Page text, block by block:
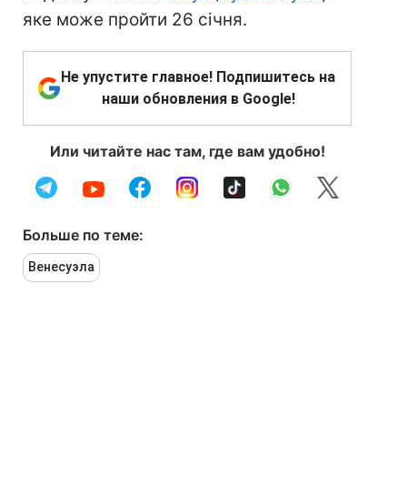
яке може пройти 26 січня.
Не упустите главное! Подпишитесь на
наши обновления в Google!
Или читайте нас там, где вам удобно!
Больше по теме:
Венесуэла